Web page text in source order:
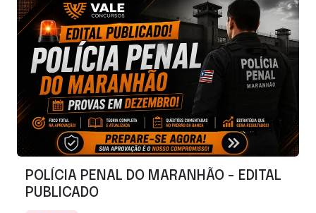
POLÍCIA PENAL DO MARANHÃO - EDITAL
PUBLICADO